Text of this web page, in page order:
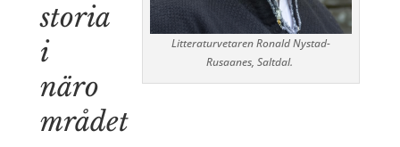
Litteraturvetaren Ronald Nystad-
Rusaanes, Saltdal.
storia
i
näro
mrådet